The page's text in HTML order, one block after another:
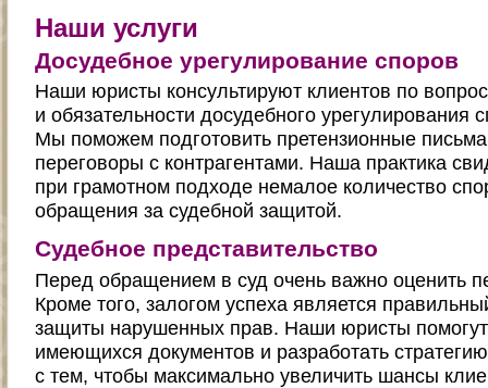
Наши услуги
Досудебное урегулирование споров
Наши юристы консультируют клиентов по
и обязательности досудебного урегулирования
Мы поможем подготовить претензионные
переговоры с контрагентами. Наша практика
при грамотном подходе немалое количество
обращения за судебной защитой.
Судебное представительство
Перед обращением в суд очень важно оценить
Кроме того, залогом успеха является
защиты нарушенных прав. Наши юристы помогут
имеющихся документов и разработать
с тем, чтобы максимально увеличить шансы